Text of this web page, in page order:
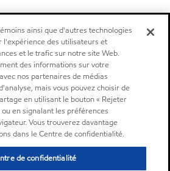
ainsi que d'autres technologies
l'expérience des utilisateurs et
et le trafic sur notre site Web.
des informations sur votre
nos partenaires de médias
mais vous pouvez choisir de
en utilisant le bouton « Rejeter
en signalant les préférences
Vous trouverez davantage
dans le Centre de confidentialité.
de confidentialité